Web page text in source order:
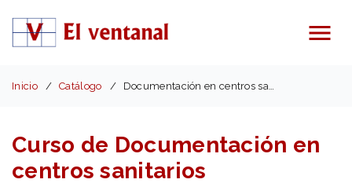
Menú
Inicio Catálogo Documentación en centros sanitarios
Curso de Documentación en
centros sanitarios